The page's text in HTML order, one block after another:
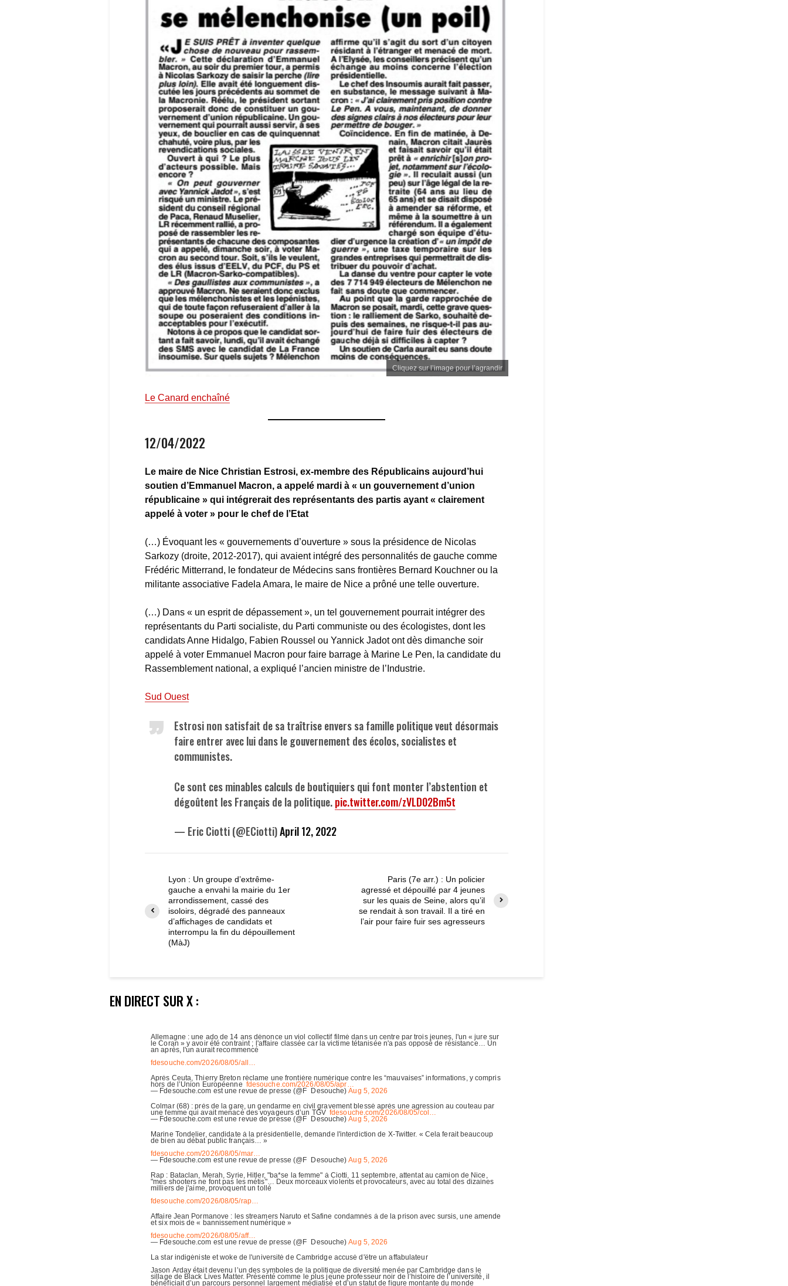
Cliquez sur l’image pour l’agrandir
Le Canard enchaîné
12/04/2022
Le maire de Nice Christian Estrosi, ex-membre des Républicains aujourd’hui
soutien d’Emmanuel Macron, a appelé mardi à « un gouvernement d’union
républicaine » qui intégrerait des représentants des partis ayant « clairement
appelé à voter » pour le chef de l’Etat
(…) Évoquant les « gouvernements d’ouverture » sous la présidence de Nicolas
Sarkozy (droite, 2012-2017), qui avaient intégré des personnalités de gauche comme
Frédéric Mitterrand, le fondateur de Médecins sans frontières Bernard Kouchner ou la
militante associative Fadela Amara, le maire de Nice a prôné une telle ouverture.
(…) Dans « un esprit de dépassement », un tel gouvernement pourrait intégrer des
représentants du Parti socialiste, du Parti communiste ou des écologistes, dont les
candidats Anne Hidalgo, Fabien Roussel ou Yannick Jadot ont dès dimanche soir
appelé à voter Emmanuel Macron pour faire barrage à Marine Le Pen, la candidate du
Rassemblement national, a expliqué l’ancien ministre de l’Industrie.
Sud Ouest
Estrosi non satisfait de sa traîtrise envers sa famille politique veut désormais
faire entrer avec lui dans le gouvernement des écolos, socialistes et
communistes.
Ce sont ces minables calculs de boutiquiers qui font monter l’abstention et
dégoûtent les Français de la politique.pic.twitter.com/zVLD02Bm5t
— Eric Ciotti (@ECiotti)April 12, 2022
Lyon : Un groupe d’extrême-
gauche a envahi la mairie du 1er
arrondissement, cassé des
isoloirs, dégradé des panneaux
d’affichages de candidats et
interrompu la fin du dépouillement
(MàJ)
Paris (7e arr.) : Un policier
agressé et dépouillé par 4 jeunes
sur les quais de Seine, alors qu’il
se rendait à son travail. Il a tiré en
l’air pour faire fuir ses agresseurs
EN DIRECT SUR X :